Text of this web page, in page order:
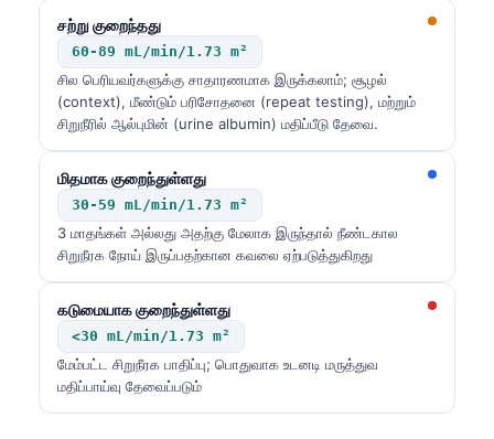
சற்று குறைந்தது
60-89 mL/min/1.73 m²
சில பெரியவர்களுக்கு சாதாரணமாக இருக்கலாம்; சூழல்
(context), மீண்டும் பரிசோதனை (repeat testing), மற்றும்
சிறுநீரில் ஆல்புமின் (urine albumin) மதிப்பீடு தேவை.
மிதமாக குறைந்துள்ளது
30-59 mL/min/1.73 m²
3 மாதங்கள் அல்லது அதற்கு மேலாக இருந்தால் நீண்டகால
சிறுநீரக நோய் இருப்பதற்கான கவலை ஏற்படுத்துகிறது
கடுமையாக குறைந்துள்ளது
<30 mL/min/1.73 m²
மேம்பட்ட சிறுநீரக பாதிப்பு; பொதுவாக உடனடி மருத்துவ
மதிப்பாய்வு தேவைப்படும்